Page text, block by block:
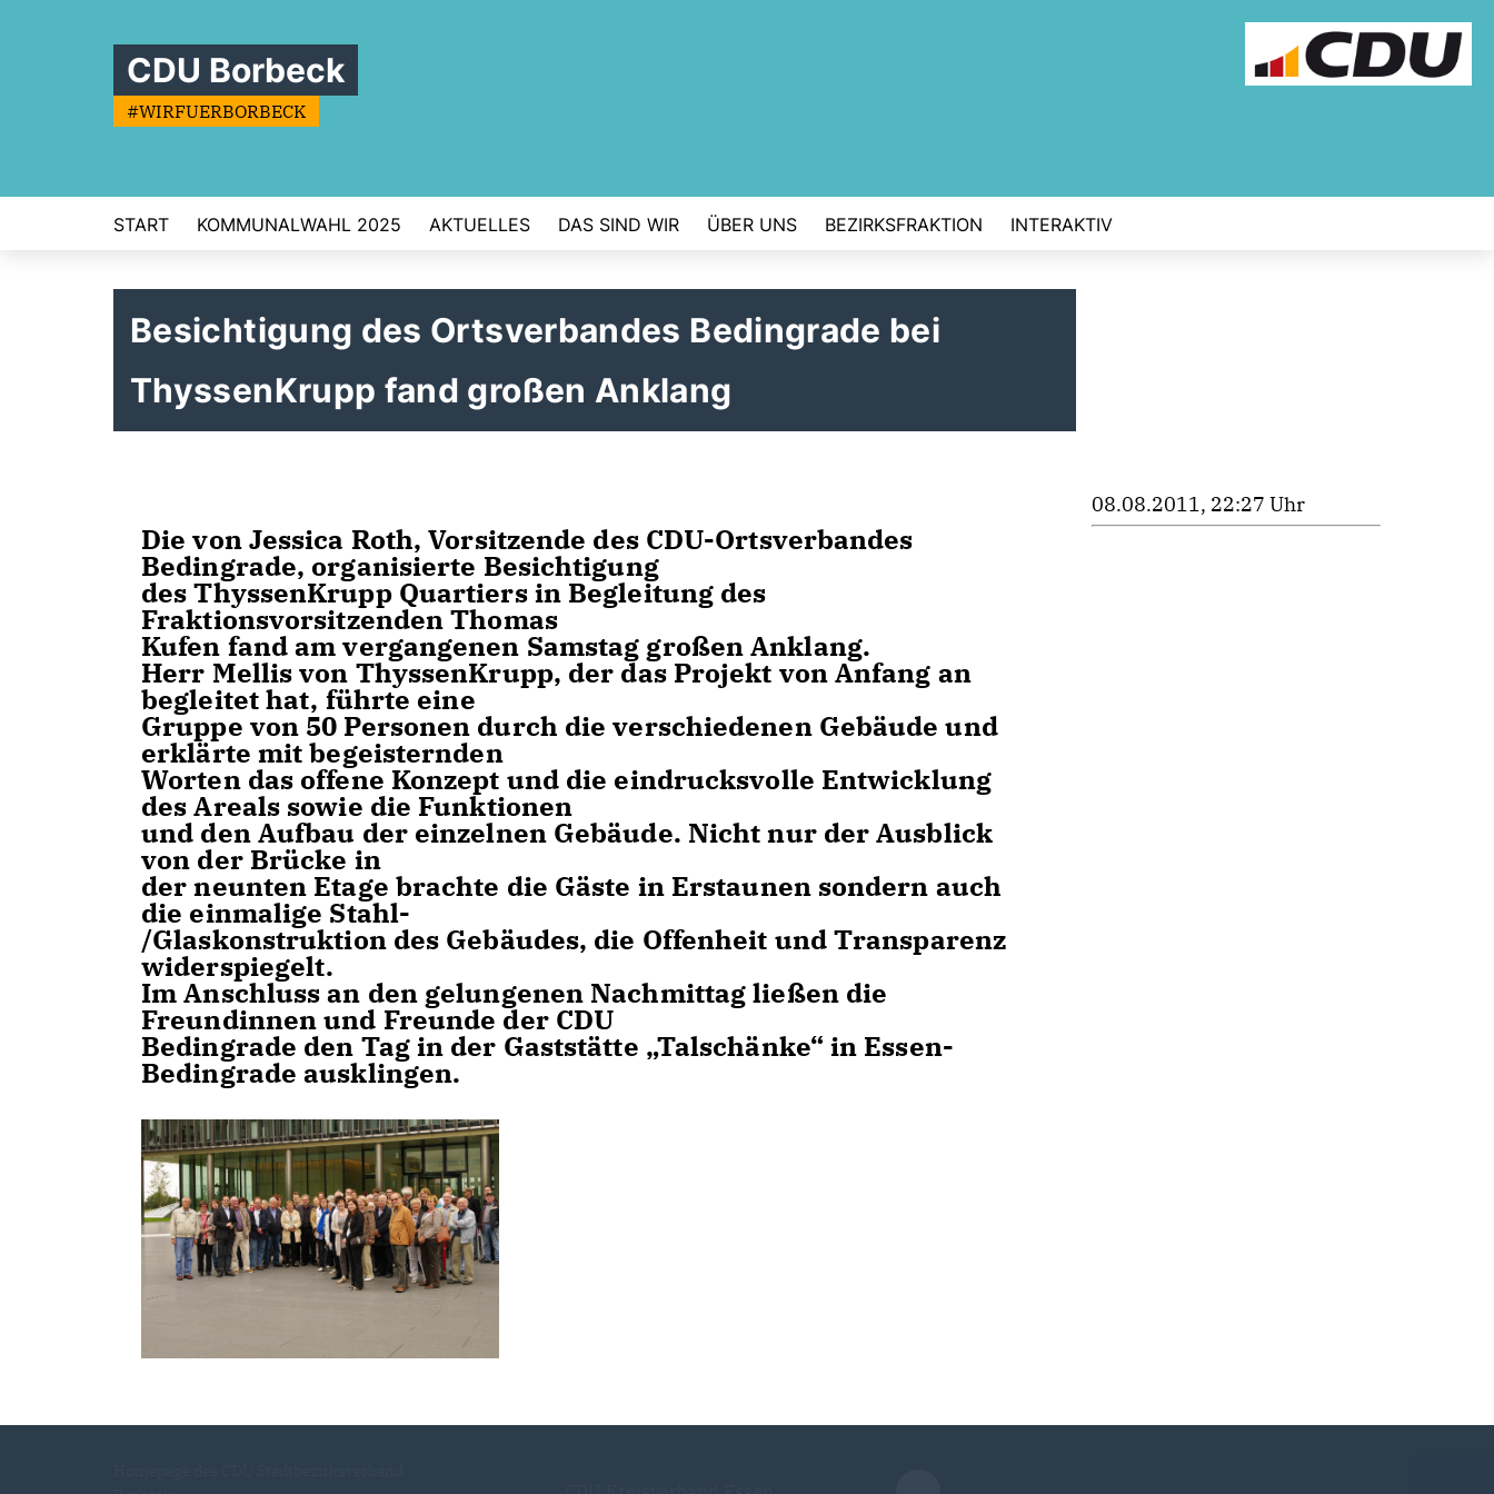
CDU Borbeck
#WIRFUERBORBECK
START KOMMUNALWAHL 2025 AKTUELLES DAS SIND WIR ÜBER UNS BEZIRKSFRAKTION INTERAKTIV
Besichtigung des Ortsverbandes Bedingrade bei
ThyssenKrupp fand großen Anklang
Die von Jessica Roth, Vorsitzende des CDU-Ortsverbandes
Bedingrade, organisierte Besichtigung
des ThyssenKrupp Quartiers in Begleitung des
Fraktionsvorsitzenden Thomas
Kufen fand am vergangenen Samstag großen Anklang.
Herr Mellis von ThyssenKrupp, der das Projekt von Anfang an
begleitet hat, führte eine
Gruppe von 50 Personen durch die verschiedenen Gebäude und
erklärte mit begeisternden
Worten das offene Konzept und die eindrucksvolle Entwicklung
des Areals sowie die Funktionen
und den Aufbau der einzelnen Gebäude. Nicht nur der Ausblick
von der Brücke in
der neunten Etage brachte die Gäste in Erstaunen sondern auch
die einmalige Stahl-
/Glaskonstruktion des Gebäudes, die Offenheit und Transparenz
widerspiegelt.
Im Anschluss an den gelungenen Nachmittag ließen die
Freundinnen und Freunde der CDU
Bedingrade den Tag in der Gaststätte „Talschänke“ in Essen-
Bedingrade ausklingen.
08.08.2011, 22:27 Uhr